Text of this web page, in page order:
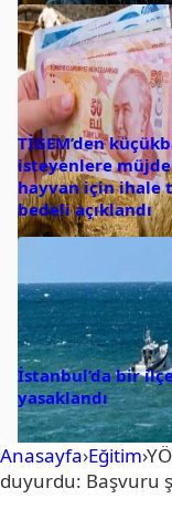
TİGEM’den
isteyenlere
hayvan için ihale
bedeli açıklandı
İstanbul’da bir
yasaklandı
Anasayfa›Eğitim›
duyurdu: Başvuru